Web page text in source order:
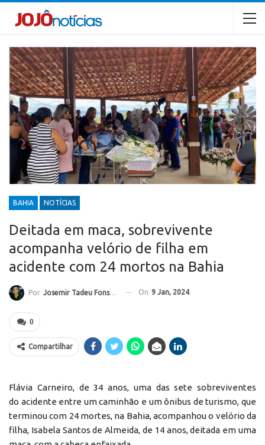
BAHIA NOTÍCIAS
Deitada em maca, sobrevivente
acompanha velório de filha em
acidente com 24 mortos na Bahia
Por Josemir Tadeu Fonseca On 9 Jan, 2024
0
Compartilhar
Flávia Carneiro, de 34 anos, uma das sete sobreviventes
do acidente entre um caminhão e um ônibus de turismo, que
terminou com 24 mortes, na Bahia, acompanhou o velório da
filha, Isabela Santos de Almeida, de 14 anos, deitada em uma